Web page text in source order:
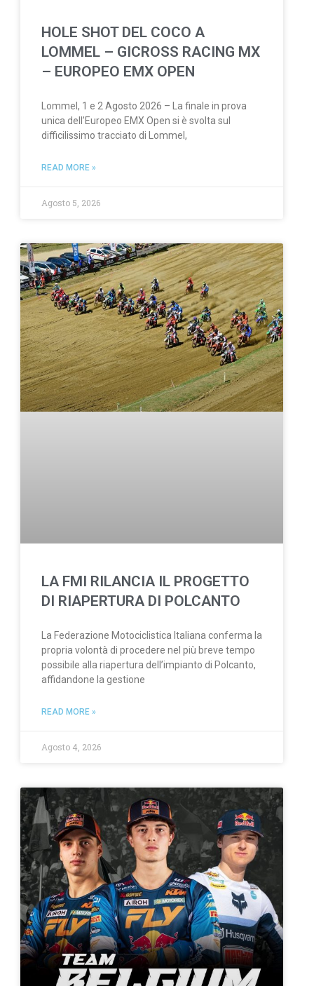
HOLE SHOT DEL COCO A
LOMMEL – GICROSS RACING MX
– EUROPEO EMX OPEN
Lommel, 1 e 2 Agosto 2026 – La finale in prova
unica dell’Europeo EMX Open si è svolta sul
difficilissimo tracciato di Lommel,
READ MORE »
Agosto 5, 2026
LA FMI RILANCIA IL PROGETTO
DI RIAPERTURA DI POLCANTO
La Federazione Motociclistica Italiana conferma la
propria volontà di procedere nel più breve tempo
possibile alla riapertura dell’impianto di Polcanto,
affidandone la gestione
READ MORE »
Agosto 4, 2026